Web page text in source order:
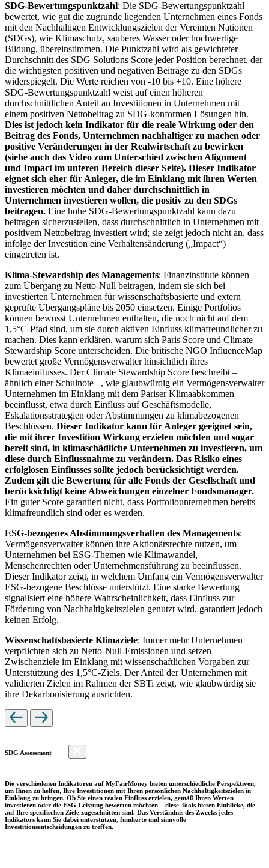
SDG-Bewertungspunktzahl: Die SDG-Bewertungspunktzahl
bewertet, wie gut die zugrunde liegenden Unternehmen eines Fonds
mit den Nachhaltigen Entwicklungszielen der Vereinten Nationen
(SDGs), wie Klimaschutz, sauberes Wasser oder hochwertige
Bildung, übereinstimmen. Die Punktzahl wird als gewichteter
Durchschnitt des SDG Solutions Score jeder Position berechnet, der
die wichtigsten positiven und negativen Beiträge zu den SDGs
widerspiegelt. Die Werte reichen von -10 bis +10. Eine höhere
SDG-Bewertungspunktzahl weist auf einen höheren
durchschnittlichen Anteil an Investitionen in Unternehmen mit
einem positiven Nettobeitrag zu SDG-konformen Lösungen hin.
Dies ist jedoch kein Indikator für die reale Wirkung oder den
Beitrag des Fonds, Unternehmen nachhaltiger zu machen oder
positive Veränderungen in der Realwirtschaft zu bewirken
(siehe auch das Video zum Unterschied zwischen Alignment
und Impact im unteren Bereich dieser Seite). Dieser Indikator
eignet sich eher für Anleger, die im Einklang mit ihren Werten
investieren möchten und daher durchschnittlich in
Unternehmen investieren wollen, die positiv zu den SDGs
beitragen. Eine hohe SDG-Bewertungspunktzahl kann dazu
beitragen sicherzustellen, dass durchschnittlich in Unternehmen mit
positivem Nettobeitrag investiert wird; sie zeigt jedoch nicht an, dass
infolge der Investition eine Verhaltensänderung („Impact“)
eingetreten ist.
Klima-Stewardship des Managements: Finanzinstitute können
zum Übergang zu Netto-Null beitragen, indem sie sich bei
investierten Unternehmen für wissenschaftsbasierte und extern
geprüfte Übergangspläne bis 2050 einsetzen. Einige Portfolios
können bewusst Unternehmen enthalten, die noch nicht auf dem
1,5°C-Pfad sind, um sie durch aktiven Einfluss klimafreundlicher zu
machen. Dies kann erklären, warum sich Paris Score und Climate
Stewardship Score unterscheiden. Die britische NGO InfluenceMap
bewertet große Vermögensverwalter hinsichtlich ihres
Klimaeinflusses. Der Climate Stewardship Score beschreibt –
ähnlich einer Schulnote –, wie glaubwürdig ein Vermögensverwalter
Unternehmen im Einklang mit dem Pariser Klimaabkommen
beeinflusst, etwa durch Einfluss auf Geschäftsmodelle,
Eskalationsstrategien oder Abstimmungen zu klimabezogenen
Beschlüssen. Dieser Indikator kann für Anleger geeignet sein,
die mit ihrer Investition Wirkung erzielen möchten und sogar
bereit sind, in klimaschädliche Unternehmen zu investieren, um
diese durch Einflussnahme zu verändern. Das Risiko eines
erfolglosen Einflusses sollte jedoch berücksichtigt werden.
Zudem gilt die Bewertung für alle Fonds der Gesellschaft und
berücksichtigt keine Abweichungen einzelner Fondsmanager.
Ein guter Score garantiert nicht, dass Portfoliounternehmen bereits
klimafreundlich sind oder es werden.
ESG-bezogenes Abstimmungsverhalten des Managements:
Vermögensverwalter können ihre Aktionärsrechte nutzen, um
Unternehmen bei ESG-Themen wie Klimawandel,
Menschenrechten oder Unternehmensführung zu beeinflussen.
Dieser Indikator zeigt, in welchem Umfang ein Vermögensverwalter
ESG-bezogene Beschlüsse unterstützt. Eine starke Bewertung
signalisiert eine höhere Wahrscheinlichkeit, dass Einfluss zur
Förderung von Nachhaltigkeitszielen genutzt wird, garantiert jedoch
keinen Erfolg.
Wissenschaftsbasierte Klimaziele: Immer mehr Unternehmen
verpflichten sich zu Netto-Null-Emissionen und setzen
Zwischenziele im Einklang mit wissenschaftlichen Vorgaben zur
Unterstützung des 1,5°C-Ziels. Der Anteil der Unternehmen mit
validierten Zielen im Rahmen der SBTi zeigt, wie glaubwürdig sie
ihre Dekarbonisierung ausrichten.
SDG Assessment
Die verschiedenen Indikatoren auf MyFairMoney bieten unterschiedliche Perspektiven,
um Ihnen zu helfen, Ihre Investitionen mit Ihren persönlichen Nachhaltigkeitszielen in
Einklang zu bringen. Ob Sie einen realen Einfluss erzielen, gemäß Ihren Werten
investieren oder die ESG-Leistung bewerten möchten – diese Tools bieten Einblicke, die
auf Ihre spezifischen Ziele zugeschnitten sind. Das Verständnis des Zwecks jedes
Indikators kann Sie dabei unterstützen, fundierte und sinnvolle
Investitionsentscheidungen zu treffen.